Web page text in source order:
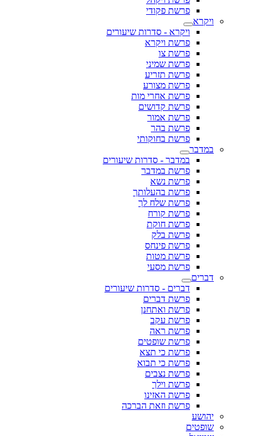
פרשת פקודי
ויקרא
ויקרא - סדרות שיעורים
פרשת ויקרא
פרשת צו
פרשת שמיני
פרשת תזריע
פרשת מצורע
פרשת אחרי מות
פרשת קדושים
פרשת אמור
פרשת בהר
פרשת בחוקותי
במדבר
במדבר - סדרות שיעורים
פרשת במדבר
פרשת נשא
פרשת בהעלותך
פרשת שלח לך
פרשת קורח
פרשת חוקת
פרשת בלק
פרשת פינחס
פרשת מטות
פרשת מסעי
דברים
דברים - סדרות שיעורים
פרשת דברים
פרשת ואתחנן
פרשת עקב
פרשת ראה
פרשת שופטים
פרשת כי תצא
פרשת כי תבוא
פרשת נצבים
פרשת וילך
פרשת האזינו
פרשת וזאת הברכה
יהושע
שופטים